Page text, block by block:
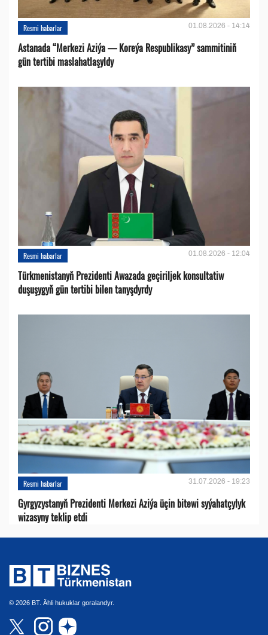
Resmi habarlar 01.08.2026 - 14:14
Astanada “Merkezi Aziýa — Koreýa Respublikasy” sammitiniň
gün tertibi maslahatlaşyldy
Resmi habarlar 01.08.2026 - 12:04
Türkmenistanyň Prezidenti Awazada geçiriljek konsultatiw
duşuşygyň gün tertibi bilen tanyşdyrdy
Resmi habarlar 31.07.2026 - 19:23
Gyrgyzystanyň Prezidenti Merkezi Aziýa üçin bitewi syýahatçylyk
wizasyny teklip etdi
© 2026 BT. Ähli hukuklar goralandyr.